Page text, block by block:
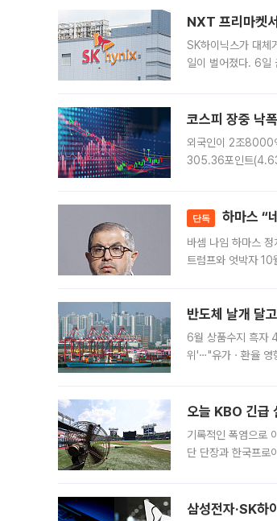
NXT 프리마켓
SK하이닉스가 대체
일이 벌어졌다. 6일
코스피 장중 낙
외국인이 2조8000
305.36포인트
단독 하마스 “
바셈 나임 하마스
트럼프와 엇박자
반도체 날개 달
6월 상품수지 흑자
위'⋯"유가ㆍ환율 영
오늘 KBO 긴급
기록적인 폭염으로
단 단장과 한국프로
삼성전자·SK하